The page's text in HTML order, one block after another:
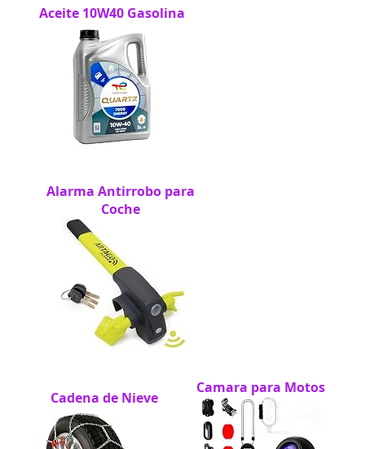
Aceite 10W40 Gasolina
Alarma Antirrobo para
Coche
Cadena de Nieve
Camara para Motos